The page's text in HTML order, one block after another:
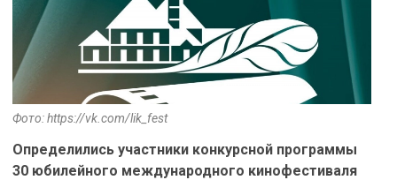
Фото: https://vk.com/lik_fest
Определились участники конкурсной программы
30 юбилейного международного кинофестиваля